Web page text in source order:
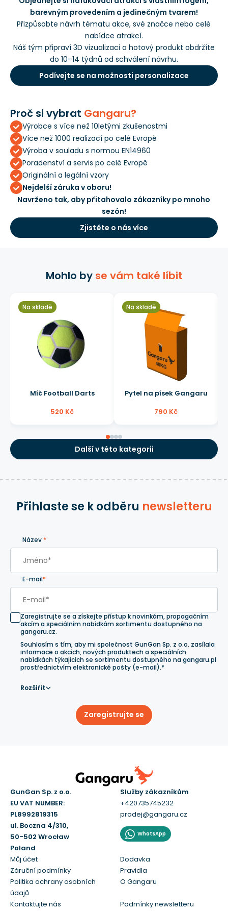
barevným provedením a jedinečným tvarem!
Přizpůsobte návrh tématu akce, své značce nebo celé
nabídce atrakcí.
Náš tým připraví 3D vizualizaci a hotový produkt obdržíte
do 10–14 týdnů od schválení návrhu.
Podívejte se na možnosti personalizace
Proč si vybrat Gangaru?
Výrobce s více než 10letými zkušenostmi
Více než 1000 realizací po celé Evropě
Výroba v souladu s normou EN14960
Poradenství a servis po celé Evropě
Originální a legální vzory
Nejdelší záruka v oboru!
Navrženo tak, aby přitahovalo zákazníky po mnoho
sezón!
Zjistěte o nás více
Mohlo by se vám také líbit
Na skladě
Míč Football Darts
520 Kč
Na skladě
Pytel na písek Gangaru
790 Kč
Další v této kategorii
Přihlaste se k odběru newsletteru
Název *
E-mail*
Zaregistrujte se a získejte přístup k novinkám, propagačním
akcím a speciálním nabídkám sortimentu dostupného na
gangaru.cz.
Souhlasím s tím, aby mi společnost GunGan Sp. z o.o. zasílala
informace o akcích, nových produktech a speciálních
nabídkách týkajících se sortimentu dostupného na gangaru.pl
prostřednictvím elektronické pošty (e-mail).*
Rozšířit
Zaregistrujte se
GunGan Sp. z o.o.
EU VAT NUMBER:
PL8992819315
ul. Boczna 4/310,
50-502 Wrocław
Poland
Služby zákazníkům
+420735745232
prodej@gangaru.cz
WhatsApp
Můj účet
Dodavka
Záruční podmínky
Pravidla
Politika ochrany osobních
údajů
O Gangaru
Kontaktujte nás
Podmínky newsletteru